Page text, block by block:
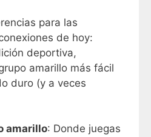
para las
de hoy:
deportiva,
amarillo más fácil
duro (y a veces
amarillo: Donde juegas